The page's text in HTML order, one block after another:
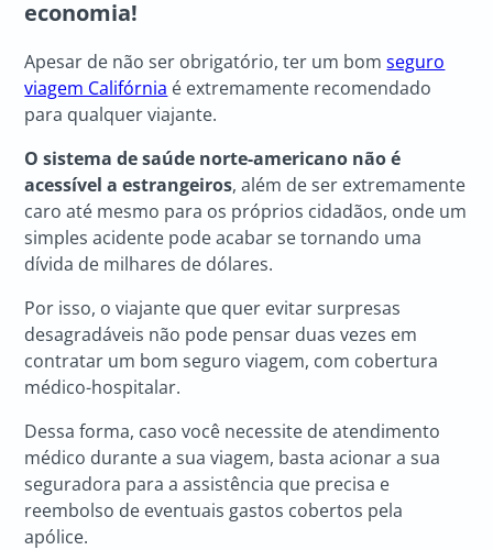
economia!
Apesar de não ser obrigatório, ter um bomseguro
viagem Califórnia é extremamente recomendado
para qualquer viajante.
O sistema de saúde norte-americano não é
acessível a estrangeiros, além de ser extremamente
caro até mesmo para os próprios cidadãos, onde um
simples acidente pode acabar se tornando uma
dívida de milhares de dólares.
Por isso, o viajante que quer evitar surpresas
desagradáveis não pode pensar duas vezes em
contratar um bom seguro viagem, com cobertura
médico-hospitalar.
Dessa forma, caso você necessite de atendimento
médico durante a sua viagem, basta acionar a sua
seguradora para a assistência que precisa e
reembolso de eventuais gastos cobertos pela
apólice.